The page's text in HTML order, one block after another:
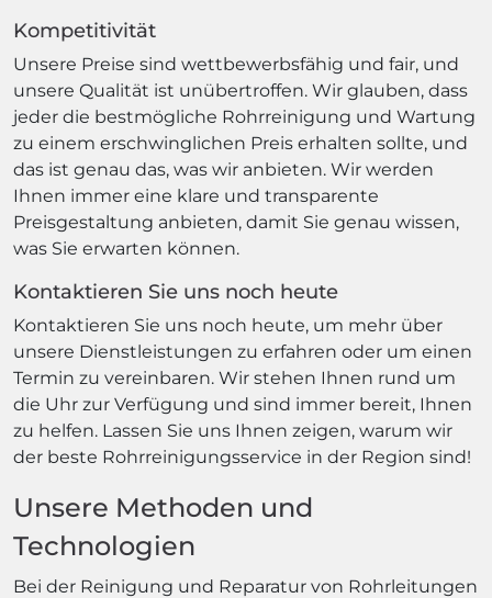
Kompetitivität
Unsere Preise sind wettbewerbsfähig und fair, und
unsere Qualität ist unübertroffen. Wir glauben, dass
jeder die bestmögliche Rohrreinigung und Wartung
zu einem erschwinglichen Preis erhalten sollte, und
das ist genau das, was wir anbieten. Wir werden
Ihnen immer eine klare und transparente
Preisgestaltung anbieten, damit Sie genau wissen,
was Sie erwarten können.
Kontaktieren Sie uns noch heute
Kontaktieren Sie uns noch heute, um mehr über
unsere Dienstleistungen zu erfahren oder um einen
Termin zu vereinbaren. Wir stehen Ihnen rund um
die Uhr zur Verfügung und sind immer bereit, Ihnen
zu helfen. Lassen Sie uns Ihnen zeigen, warum wir
der beste Rohrreinigungsservice in der Region sind!
Unsere Methoden und
Technologien
Bei der Reinigung und Reparatur von Rohrleitungen